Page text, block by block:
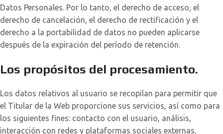
Datos Personales. Por lo tanto, el derecho de acceso, el
derecho de cancelación, el derecho de rectificación y el
derecho a la portabilidad de datos no pueden aplicarse
después de la expiración del período de retención.
Los propósitos del procesamiento.
Los datos relativos al usuario se recopilan para permitir que
el Titular de la Web proporcione sus servicios, así como para
los siguientes fines: contacto con el usuario, análisis,
interacción con redes y plataformas sociales externas,